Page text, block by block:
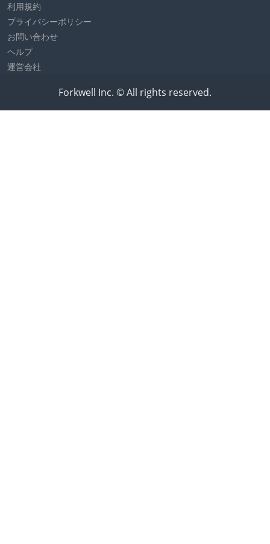
利用規約
プライバシーポリシー
お問い合わせ
ヘルプ
運営会社
Forkwell Inc. © All rights reserved.